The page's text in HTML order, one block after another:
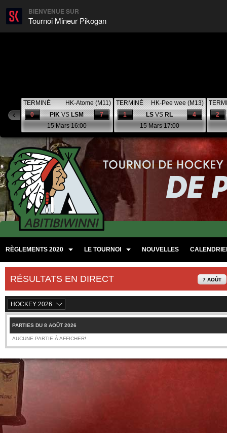
BIENVENUE SUR
Tournoi Mineur Pikogan
TERMINÉ
HK-Atome (M11)
7
0 PIKVSLSM
15 Mars 16:00
TERMINÉ
HK-Pee wee (M13)
4
1 LSVSRL
15 Mars 17:00
2
RÈGLEMENTS 2020 LE TOURNOI NOUVELLES
7 AOÛT
RÉSULTATS EN DIRECT
HOCKEY 2026
PARTIES DU 8 AOÛT 2026
AUCUNE PARTIE À AFFICHER!